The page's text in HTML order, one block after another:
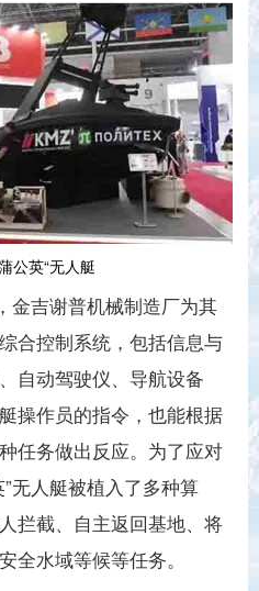
公英“无人艇
金吉谢普机械制造厂为其
合控制系统，包括信息与
自动驾驶仪、导航设备
操作员的指令，也能根据
任务做出反应。为了应对
无人艇被植入了多种算
拦截、自主返回基地、将
全水域等候等任务。